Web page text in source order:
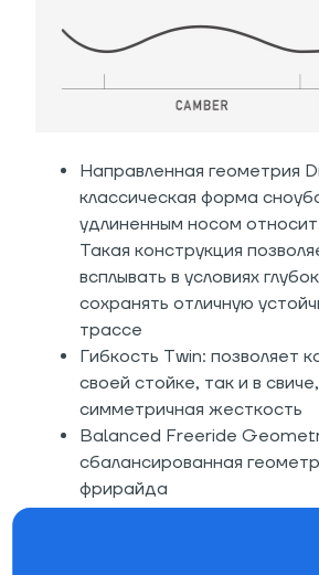
Направленная геометрия
классическая форма
удлиненным носом
Такая конструкция
всплывать в условиях
сохранять отличную
трассе
Гибкость Twin: позволяет
своей стойке, так и в
симметричная жесткость
Balanced Freeride
сбалансированная
фрирайда
геометрию с более